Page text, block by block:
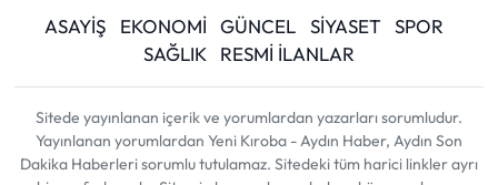
ASAYİŞ EKONOMİ GÜNCEL SİYASET
SPOR
SAĞLIK
RESMİ İLANLAR
Sitede yayınlanan içerik ve yorumlardan yazarları sorumludur.
Yayınlanan yorumlardan Yeni Kıroba - Aydın Haber, Aydın Son
Dakika Haberleri sorumlu tutulamaz. Sitedeki tüm harici linkler ayrı